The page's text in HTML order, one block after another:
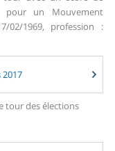
pour un Mouvement
02/1969, profession :
tour des élections